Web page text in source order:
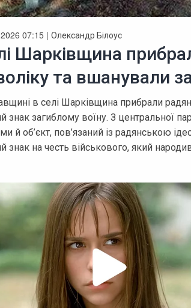
2026 07:15 | Олександр Білоус
Шарківщина
та вшанували
в селі Шарківщина прибрали
знак загиблому воїну. З центральної
й об’єкт, пов’язаний із радянською
знак на честь військового, який